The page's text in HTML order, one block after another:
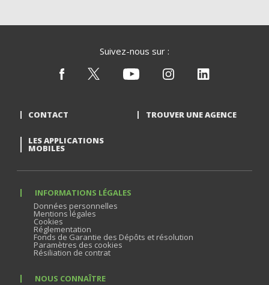
Suivez-nous sur :
CONTACT TROUVER UNE AGENCE
LES APPLICATIONS
MOBILES
INFORMATIONS LÉGALES
Données personnelles
Mentions légales
Cookies
Réglementation
Fonds de Garantie des Dépôts et résolution
Paramètres des cookies
Résiliation de contrat
NOUS CONNAÎTRE